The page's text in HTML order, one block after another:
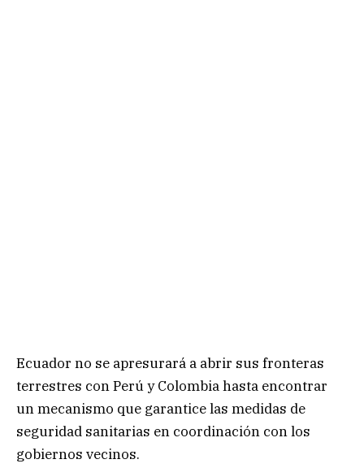
Ecuador no se apresurará a abrir sus fronteras
terrestres con Perú y Colombia hasta encontrar
un mecanismo que garantice las medidas de
seguridad sanitarias en coordinación con los
gobiernos vecinos.